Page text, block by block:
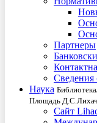
Партнеры
Сведения
Наука
Площадь
Сайт